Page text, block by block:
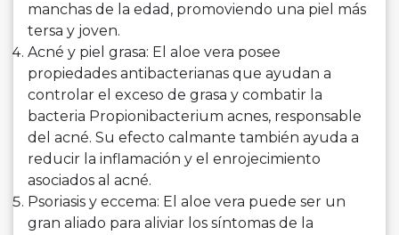
manchas de la edad, promoviendo una piel más
tersa y joven.
Acné y piel grasa: El aloe vera posee
propiedades antibacterianas que ayudan a
controlar el exceso de grasa y combatir la
bacteria Propionibacterium acnes, responsable
del acné. Su efecto calmante también ayuda a
reducir la inflamación y el enrojecimiento
asociados al acné.
Psoriasis y eccema: El aloe vera puede ser un
gran aliado para aliviar los síntomas de la